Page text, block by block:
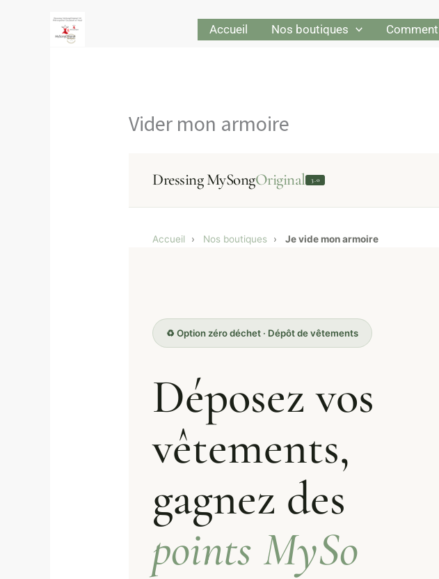
Accueil Nos boutiques
Vider mon armoire
Dressing MySongOriginal 3.0
Accueil › Nos boutiques › Je vide mon armoire
♻️ Option zéro déchet · Dépôt de vêtements
Déposez vos
vêtements,
gagnez des
points MySo